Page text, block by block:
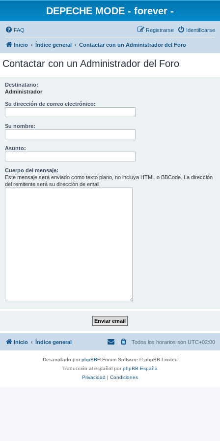
DEPECHE MODE - forever -
FAQ Identificarse
Registrarse
Inicio Índice general Contactar con un Administrador del Foro
Contactar con un Administrador del Foro
Destinatario:
Administrador
Su dirección de correo electrónico:
Su nombre:
Asunto:
Cuerpo del mensaje:
Este mensaje será enviado como texto plano, no incluya HTML o BBCode. La dirección
del remitente será su dirección de email.
Inicio Índice general Todos los horarios son UTC+02:00
Desarrollado porphpBB® Forum Software © phpBB Limited
Traducción al español porphpBB España
Privacidad | Condiciones